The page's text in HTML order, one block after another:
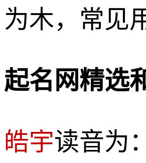
为木，常见
起名网精选
皓宇读音为